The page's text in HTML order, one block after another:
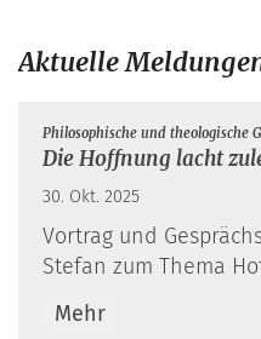
Aktuelle
Philosophische und theologische
Die Hoffnung lacht
30. Okt. 2025
Vortrag und
Stefan zum Thema
Mehr